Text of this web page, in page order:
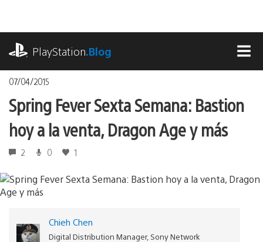
contenido
PlayStation.Blog
07/04/2015
Spring Fever Sexta Semana: Bastion
hoy a la venta, Dragon Age y más
2 0 1
Chieh Chen
Digital Distribution Manager, Sony Network